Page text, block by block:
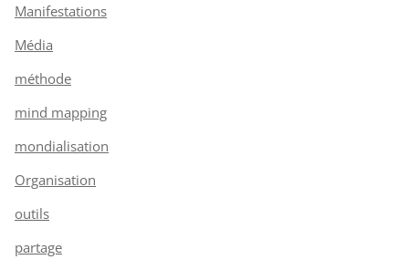
Manifestations
Média
méthode
mind mapping
mondialisation
Organisation
outils
partage